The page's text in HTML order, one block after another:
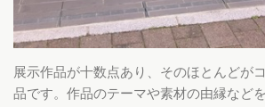
展示作品が十数点あり、そのほとんどが
品です。作品のテーマや素材の由縁など